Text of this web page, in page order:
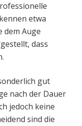
etwa
dem Auge
dass
gut
nach der Dauer
jedoch keine
sind die